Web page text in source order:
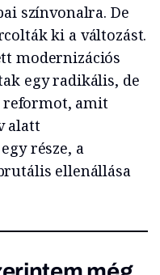
színvonalra. De
ki a változást.
modernizációs
egy radikális, de
amit
alatt
része, a
ellenállása